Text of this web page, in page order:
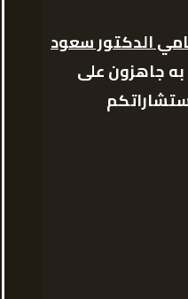
الدكتور سعود
جاهزون على